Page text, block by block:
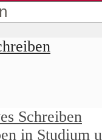
Schreiben
in Studium